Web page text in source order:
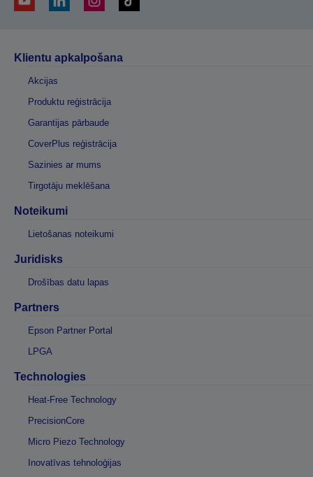
Klientu apkalpošana
Akcijas
Produktu reģistrācija
Garantijas pārbaude
CoverPlus reģistrācija
Sazinies ar mums
Tirgotāju meklēšana
Noteikumi
Lietošanas noteikumi
Juridisks
Drošības datu lapas
Partners
Epson Partner Portal
LPGA
Technologies
Heat-Free Technology
PrecisionCore
Micro Piezo Technology
Inovatīvas tehnoloģijas